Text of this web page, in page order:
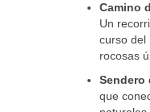
Camino
Un
curso del
rocosas
Sendero
que